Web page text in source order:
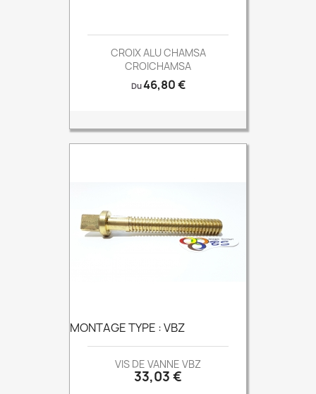
CROIX ALU CHAMSA
CROICHAMSA
DuPrix
46,80 €
MONTAGE TYPE : VBZ
VIS DE VANNE VBZ
Prix
33,03 €